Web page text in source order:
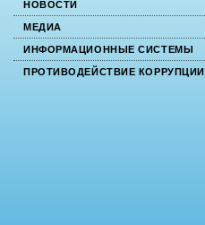
НОВОСТИ
МЕДИА
ИНФОРМАЦИОННЫЕ СИСТЕМЫ
ПРОТИВОДЕЙСТВИЕ КОРРУПЦИИ